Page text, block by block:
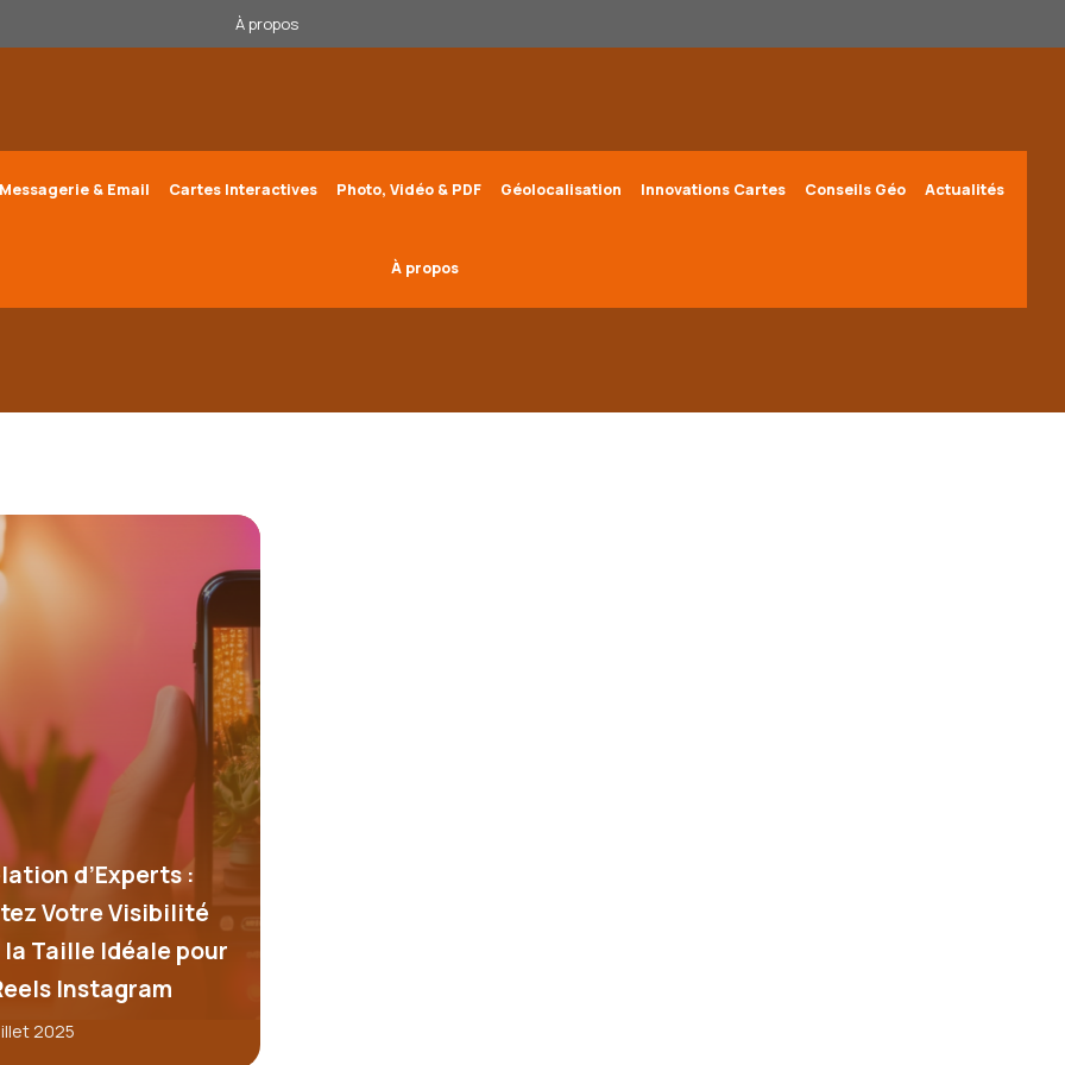
À propos
& Email Cartes Interactives Photo, Vidéo & PDF Géolocalisation Innovations Cartes Conseils Géo Actualités
À propos
d’Experts :
Votre Visibilité
Taille Idéale pour
Instagram
2025